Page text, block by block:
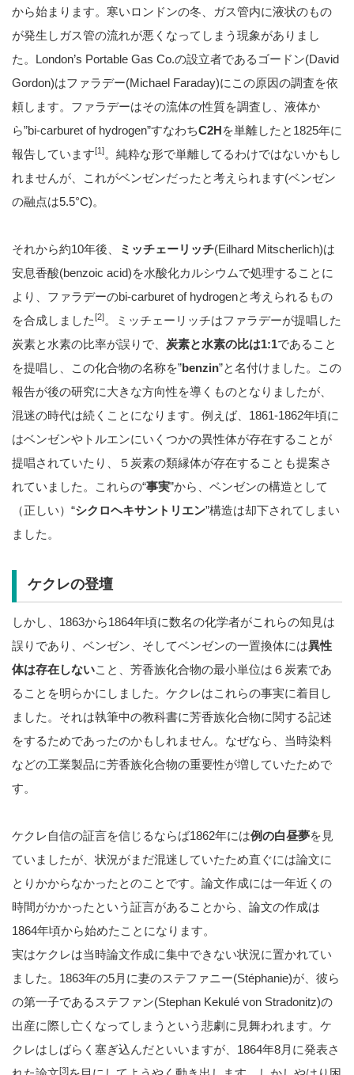
から始まります。寒いロンドンの冬、ガス管内に液状のもの
が発生しガス管の流れが悪くなってしまう現象がありまし
た。London’s Portable Gas Co.の設立者であるゴードン(David
Gordon)はファラデー(Michael Faraday)にこの原因の調査を依
頼します。ファラデーはその流体の性質を調査し、液体か
ら”bi-carburet of hydrogen”すなわちC2Hを単離したと1825年に
報告しています[1] 。純粋な形で単離してるわけではないかもし
れませんが、これがベンゼンだったと考えられます(ベンゼン
の融点は5.5°C)。
それから約10年後、 ミッチェーリッチ(Eilhard Mitscherlich)は
安息香酸(benzoic acid)を水酸化カルシウムで処理することに
より、ファラデーのbi-carburet of hydrogenと考えられるもの
を合成しました [2] 。ミッチェーリッチはファラデーが提唱した
炭素と水素の比率が誤りで、 炭素と水素の比は1:1であること
を提唱し、この化合物の名称を”benzin”と名付けました。この
報告が後の研究に大きな方向性を導くものとなりましたが、
混迷の時代は続くことになります。例えば、1861-1862年頃に
はベンゼンやトルエンにいくつかの異性体が存在することが
提唱されていたり、５炭素の類縁体が存在することも提案さ
れていました。これらの“事実”から、ベンゼンの構造として
（正しい）“シクロヘキサントリエン”構造は却下されてしまい
ました。
ケクレの登壇
しかし、1863から1864年頃に数名の化学者がこれらの知見は
誤りであり、ベンゼン、そしてベンゼンの一置換体には異性
体は存在しないこと、芳香族化合物の最小単位は６炭素であ
ることを明らかにしました。ケクレはこれらの事実に着目し
ました。それは執筆中の教科書に芳香族化合物に関する記述
をするためであったのかもしれません。なぜなら、当時染料
などの工業製品に芳香族化合物の重要性が増していたためで
す。
ケクレ自信の証言を信じるならば1862年には例の白昼夢を見
ていましたが、状況がまだ混迷していたため直ぐには論文に
とりかからなかったとのことです。論文作成には一年近くの
時間がかかったという証言があることから、論文の作成は
1864年頃から始めたことになります。
実はケクレは当時論文作成に集中できない状況に置かれてい
ました。1863年の5月に妻のステファニー(Stéphanie)が、彼ら
の第一子であるステファン(Stephan Kekulé von Stradonitz)の
出産に際し亡くなってしまうという悲劇に見舞われます。ケ
クレはしばらく塞ぎ込んだといいますが、1864年8月に発表さ
[3]